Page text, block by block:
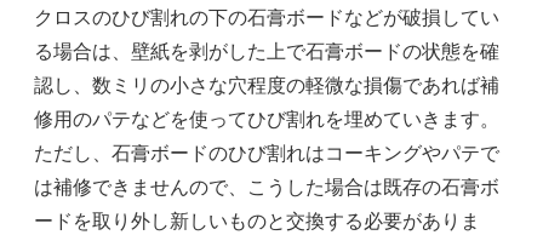
クロスのひび割れの下の石膏ボードなどが破損してい
る場合は、壁紙を剥がした上で石膏ボードの状態を確
認し、数ミリの小さな穴程度の軽微な損傷であれば補
修用のパテなどを使ってひび割れを埋めていきます。
ただし、石膏ボードのひび割れはコーキングやパテで
は補修できませんので、こうした場合は既存の石膏ボ
ードを取り外し新しいものと交換する必要がありま